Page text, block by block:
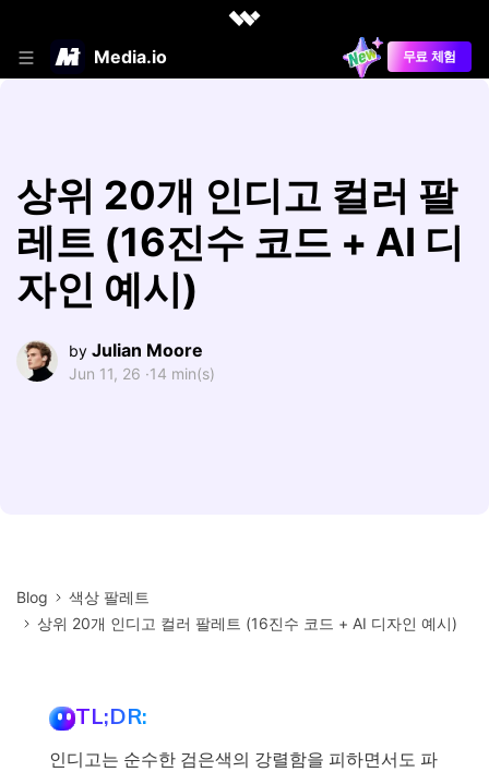
Media.io 무료 체험
상위 20개 인디고 컬러 팔
레트 (16진수 코드 + AI 디
자인 예시)
by Julian Moore
Jun 11, 26 ·14 min(s)
Blog
색상 팔레트
상위 20개 인디고 컬러 팔레트 (16진수 코드 + AI 디자인 예시)
TL;DR:
인디고는 순수한 검은색의 강렬함을 피하면서도 파